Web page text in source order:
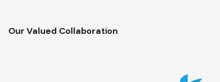
Our Valued Collaboration